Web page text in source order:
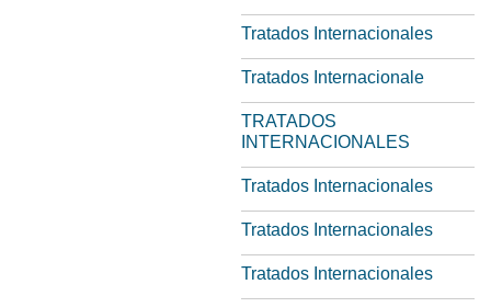
Tratados Internacionales
Tratados Internacionale
TRATADOS
INTERNACIONALES
Tratados Internacionales
Tratados Internacionales
Tratados Internacionales